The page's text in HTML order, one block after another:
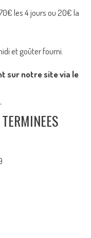
les 4 jours ou 20€ la
et goûter fourni.
sur notre site via le